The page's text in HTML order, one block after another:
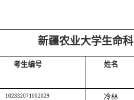
新疆农业大学生命
考生编号 姓名
102332071002029 冷林